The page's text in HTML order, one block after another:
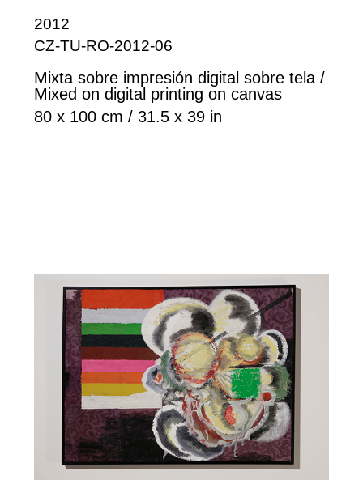
2012
CZ-TU-RO-2012-06
Mixta sobre impresión digital sobre tela /
Mixed on digital printing on canvas
80 x 100 cm / 31.5 x 39 in